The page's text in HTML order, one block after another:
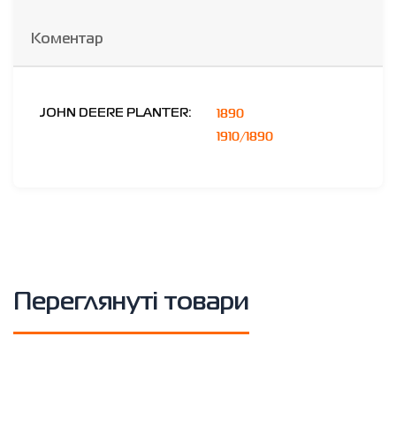
Коментар
JOHN DEERE PLANTER:
1890
1910/1890
Переглянуті товари